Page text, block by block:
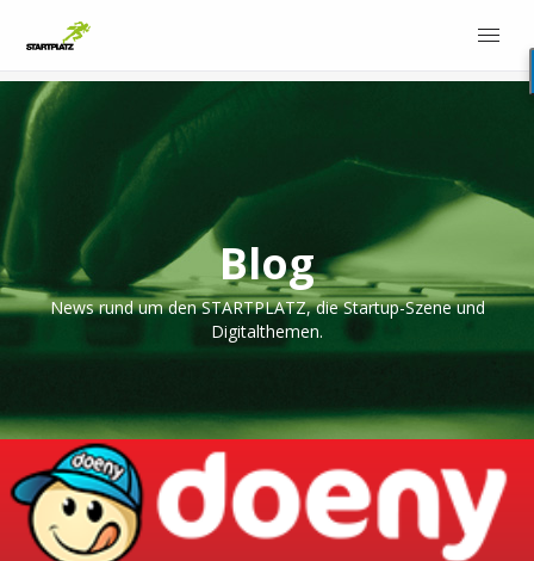
Blog
News rund um den STARTPLATZ, die Startup-Szene und
Digitalthemen.